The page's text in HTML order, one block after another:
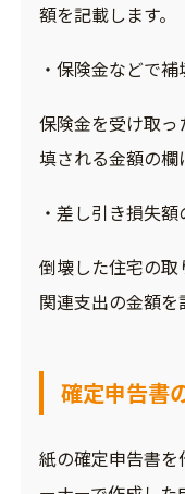
額を記載します。
・保険金などで
保険金を受け取
填される金額の欄
・差し引き損失
倒壊した住宅の
関連支出の金額を
確定申告書
紙の確定申告書